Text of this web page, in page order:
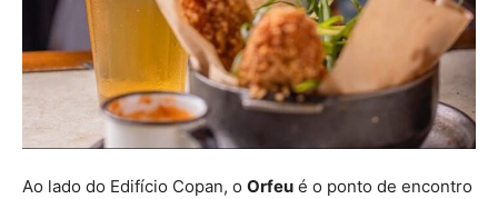
Ao lado do Edifício Copan, o Orfeu é o ponto de encontro